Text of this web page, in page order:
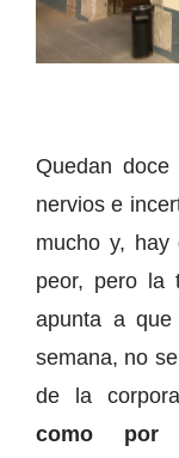
Quedan
nervios e
mucho y, hay
peor, pero la
apunta a
semana, no
de la
como por